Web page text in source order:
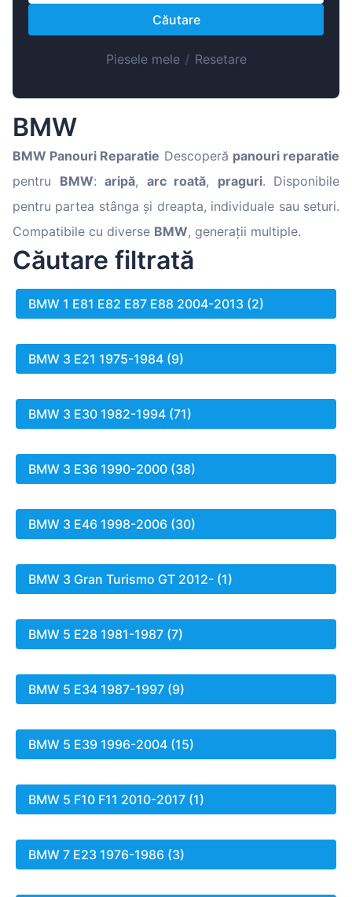
Magyar
Hrvatski
Slovenčina
Căutare
Piesele mele/ Resetare
BMW
BMW Panouri Reparatie Descoperă panouri reparatie
pentru BMW: aripă, arc roată, praguri. Disponibile
pentru partea stânga și dreapta, individuale sau seturi.
Compatibile cu diverse BMW, generații multiple.
Căutare filtrată
BMW 1 E81 E82 E87 E88 2004-2013 (2)
BMW 3 E21 1975-1984 (9)
BMW 3 E30 1982-1994 (71)
BMW 3 E36 1990-2000 (38)
BMW 3 E46 1998-2006 (30)
BMW 3 Gran Turismo GT 2012- (1)
BMW 5 E28 1981-1987 (7)
BMW 5 E34 1987-1997 (9)
BMW 5 E39 1996-2004 (15)
BMW 5 F10 F11 2010-2017 (1)
BMW 7 E23 1976-1986 (3)